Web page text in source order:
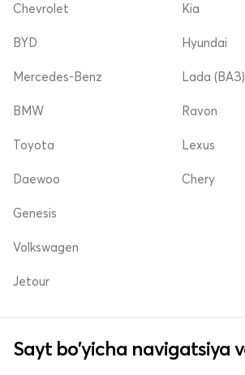
Chevrolet
BYD
Mercedes-Benz
Kia
Hyundai
Lada (ВАЗ)
BMW
Toyota
Daewoo
Ravon
Lexus
Chery
Genesis
Volkswagen
Jetour
Sayt bo'yicha navigatsiya